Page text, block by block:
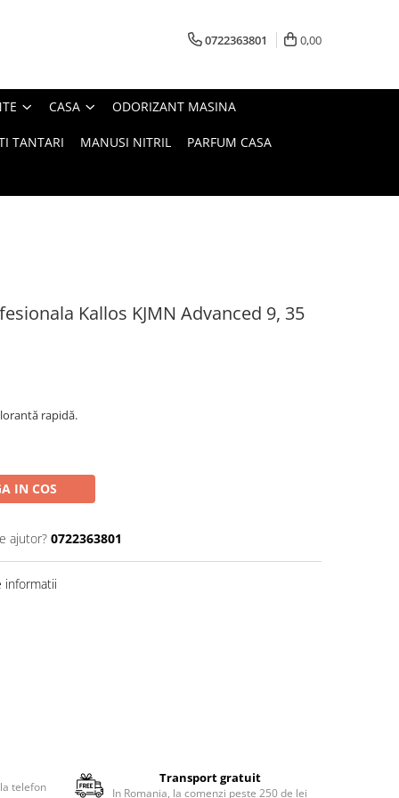
0722363801 0,00
CASA ODORIZANT MASINA
TANTARI MANUSI NITRIL PARFUM CASA
Kallos KJMN Advanced 9, 35
rapidă.
IN COS
ajutor? 0722363801
informatii
telefon
Transport gratuit
In Romania, la comenzi peste 250 de lei